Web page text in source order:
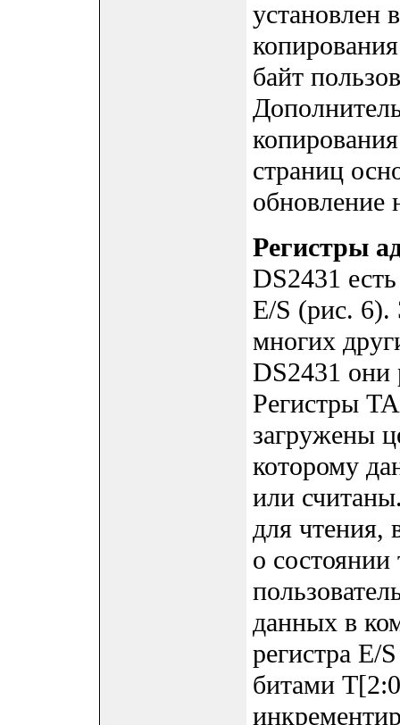
установлен
байт
страниц
обновление
Регистры
DS2431
E/S (рис. 6).
многих
DS2431 они
Регистры
загружены
которому
или
для чтения,
о состоянии
данных в
регистра E/
битами